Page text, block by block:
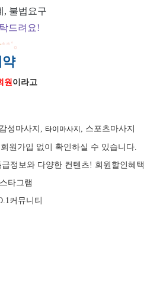
, 불법요구
드려요!
**˚｡
원 이라고
성마사지, 타이마사지 , 스포츠마사지
원가입 없이 확인하실 수 있습니다.
정보와 다양한 컨텐츠! 회원할인혜택
타그램
커뮤니티